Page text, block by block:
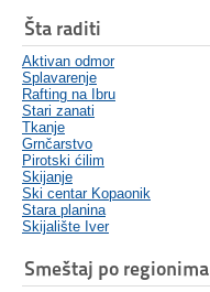
Šta raditi
Aktivan odmor
Splavarenje
Rafting na Ibru
Stari zanati
Tkanje
Grnčarstvo
Pirotski ćilim
Skijanje
Ski centar Kopaonik
Stara planina
Skijalište Iver
Smeštaj po regionima